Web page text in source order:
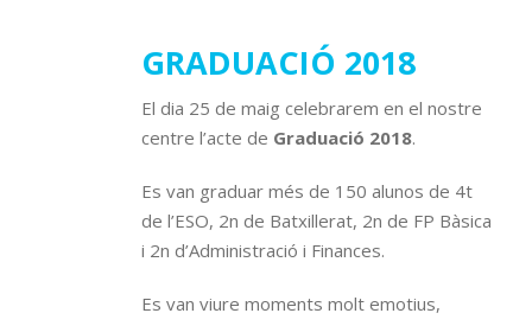
GRADUACIÓ 2018
El dia 25 de maig celebrarem en el nostre
centre l’acte de Graduació 2018.
Es van graduar més de 150 alunos de 4t
de l’ESO, 2n de Batxillerat, 2n de FP Bàsica
i 2n d’Administració i Finances.
Es van viure moments molt emotius,